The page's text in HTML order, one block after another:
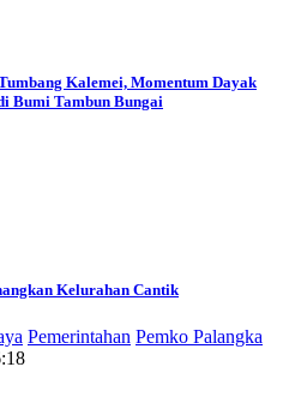
Kalemei, Momentum Dayak
Bumi Tambun Bungai
Kelurahan Cantik
Pemerintahan Pemko Palangka